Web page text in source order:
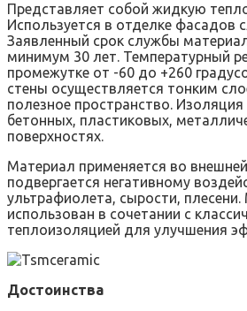
Представляет собой жидкую
Используется в отделке
Заявленный срок службы
минимум 30 лет. Температурный
промежутке от -60 до +260
стены осуществляется тонким
полезное пространство.
бетонных, пластиковых,
поверхностях.
Материал применяется во
подвергается негативному
ультрафиолета, сырости,
использован в сочетании с
теплоизоляцией для улучшения
Достоинства